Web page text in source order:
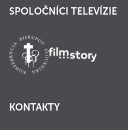
SPOLOČNÍCI TELEVÍZIE
KONTAKTY